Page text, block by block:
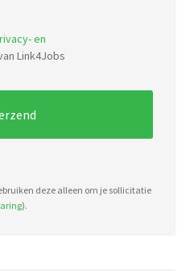
en
Link4Jobs
deze alleen om je sollicitatie
).